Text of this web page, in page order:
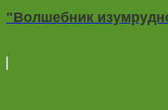
"Волшебник